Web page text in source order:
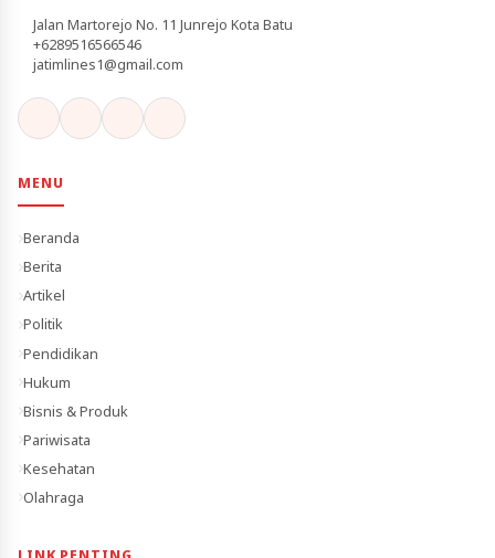
Jalan Martorejo No. 11 Junrejo Kota Batu
+6289516566546
jatimlines1@gmail.com
MENU
Beranda
Berita
Artikel
Politik
Pendidikan
Hukum
Bisnis & Produk
Pariwisata
Kesehatan
Olahraga